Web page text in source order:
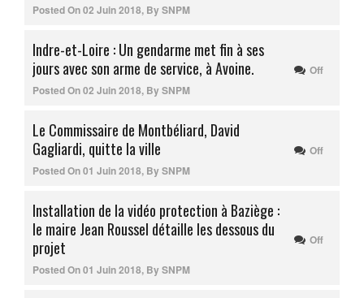
Posted On02 Juin 2018, BySNPM
Indre-et-Loire : Un gendarme met fin à ses
jours avec son arme de service, à Avoine.
Posted On02 Juin 2018, BySNPM
Off
Le Commissaire de Montbéliard, David
Gagliardi, quitte la ville
Posted On01 Juin 2018, BySNPM
Off
Installation de la vidéo protection à Baziège :
le maire Jean Roussel détaille les dessous du
projet
Posted On01 Juin 2018, BySNPM
Off